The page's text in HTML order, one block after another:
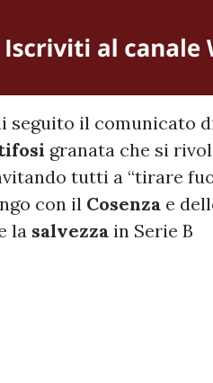
seguito il comunicato
granata che si
tutti a “tirare
con il Cosenza e
la salvezza in Serie B